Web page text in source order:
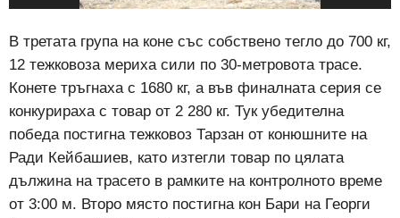
В третата група на коне със собствено тегло до 700 кг,
12 тежковоза мериха сили по 30-метровота трасе.
Конете тръгнаха с 1680 кг, а във финалната серия се
конкурираха с товар от 2 280 кг. Тук убедителна
победа постигна тежковоз Тарзан от конюшните на
Ради Кейбашиев, като изтегли товар по цялата
дължина на трасето в рамките на контролното време
от 3:00 м. Второ място постигна кон Бари на Георги